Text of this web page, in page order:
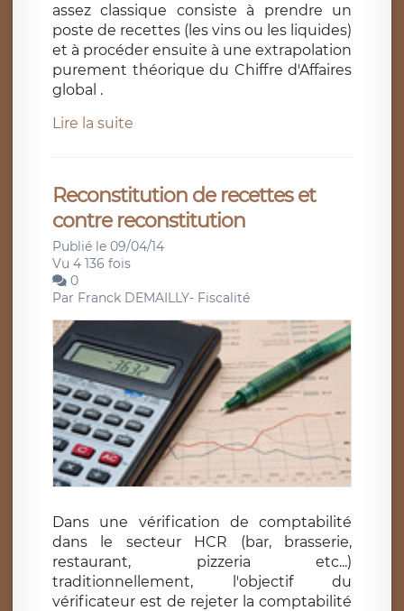
assez classique consiste à prendre un
poste de recettes (les vins ou les liquides)
et à procéder ensuite à une extrapolation
purement théorique du Chiffre d'Affaires
global .
Lire la suite
Reconstitution de recettes et
contre reconstitution
Publié le 09/04/14
Vu 4 136 fois
0
Par Franck DEMAILLY- Fiscalité
Dans une vérification de comptabilité
dans le secteur HCR (bar, brasserie,
restaurant, pizzeria etc...)
traditionnellement, l'objectif du
vérificateur est de rejeter la comptabilité